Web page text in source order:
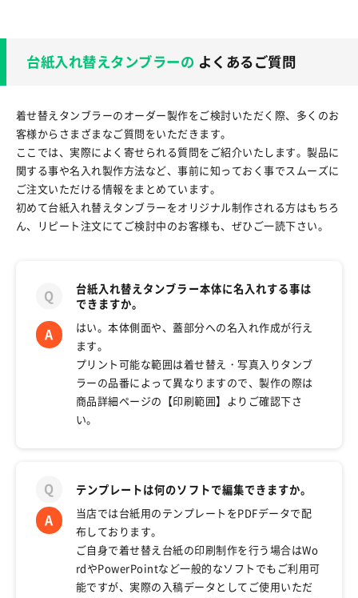
台紙入れ替えタンブラーの よくあるご質問
着せ替えタンブラーのオーダー製作をご検討いただく際、多くのお
客様からさまざまなご質問をいただきます。
ここでは、実際によく寄せられる質問をご紹介いたします。製品に
関する事や名入れ製作方法など、事前に知っておく事でスムーズに
ご注文いただける情報をまとめています。
初めて台紙入れ替えタンブラーをオリジナル制作される方はもちろ
ん、リピート注文にてご検討中のお客様も、ぜひご一読下さい。
台紙入れ替えタンブラー本体に名入れする事は
できますか。
はい。本体側面や、蓋部分への名入れ作成が行え
ます。
プリント可能な範囲は着せ替え・写真入りタンブ
ラーの品番によって異なりますので、製作の際は
商品詳細ページの【印刷範囲】よりご確認下さ
い。
テンプレートは何のソフトで編集できますか。
当店では台紙用のテンプレートをPDFデータで配
布しております。
ご自身で着せ替え台紙の印刷制作を行う場合はWo
rdやPowerPointなど一般的なソフトでもご利用可
能ですが、実際の入稿データとしてご使用いただ